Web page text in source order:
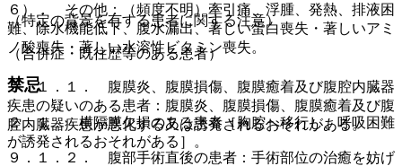
（特定の背景を有する患者に関する注意）
（合併症・既往歴等のある患者）
９．１．１． 腹膜炎、腹膜損傷、腹膜癒着及び腹腔内臓器
疾患の疑いのある患者：腹膜炎、腹膜損傷、腹膜癒着及び腹
腔内臓器疾患が悪化する又は誘発されるおそれがある。
９．１．２． 腹部手術直後の患者：手術部位の治癒を妨げ
６）． その他：（頻度不明）牽引痛、浮腫、発熱、排液困
難、除水機能低下、腹水漏出、著しい蛋白喪失・著しいアミ
ノ酸喪失・著しい水溶性ビタミン喪失。
禁忌
２．１． 横隔膜欠損のある患者［胸腔へ移行し、呼吸困難
が誘発されるおそれがある］。